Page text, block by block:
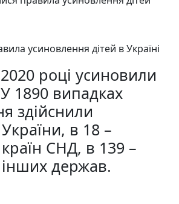
усиновлення дітей в Україні
році усиновили
1890 випадках
здійснили
в 18 –
СНД, в 139 –
держав.